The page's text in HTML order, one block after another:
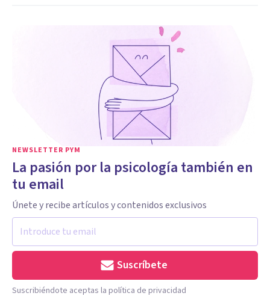
NEWSLETTER PYM
La pasión por la psicología también en
tu email
Únete y recibe artículos y contenidos exclusivos
Suscríbete
Suscribiéndote aceptas la política de privacidad